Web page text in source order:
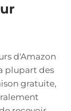
d'Amazon
plupart des
gratuite,